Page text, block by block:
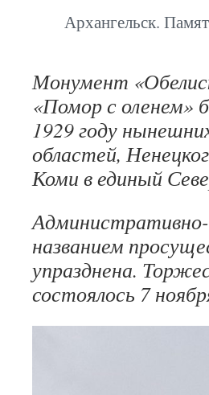
Архангельск.
Монумент
«Помор с оленем»
1929 году
областей,
Коми в единый
названием
упразднена.
состоялось 7